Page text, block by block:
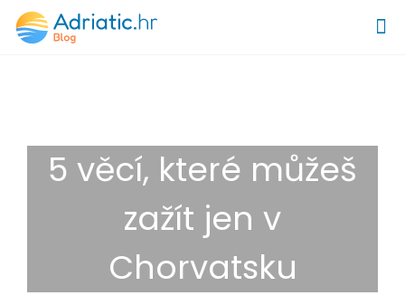
5 věcí, které můžeš
zažít jen v
Chorvatsku